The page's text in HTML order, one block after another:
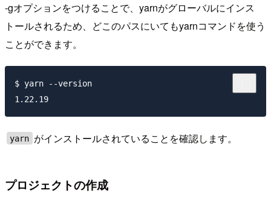
-gオプションをつけることで、yarnがグローバルにインス
トールされるため、どこのパスにいてもyarnコマンドを使う
ことができます。
$ yarn --version
yarn がインストールされていることを確認します。
プロジェクトの作成